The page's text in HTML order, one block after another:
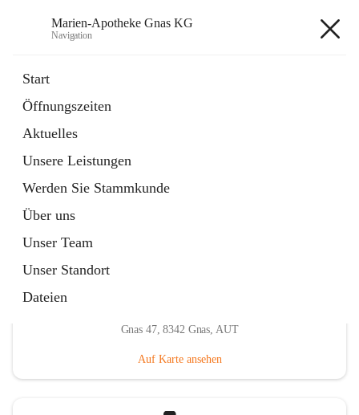
Marien-Apotheke Gnas KG
Navigation
Start
Öffnungszeiten
Aktuelles
Unsere Leistungen
Werden Sie Stammkunde
Über uns
Unser Team
Unser Standort
Dateien
Externe Webseite
in
Tab
Ärztliche Bereitschaftsdienste
Externe Webseite
öffnet
in
neuem
Tab
Gnas 47, 8342 Gnas, AUT
Auf Karte ansehen